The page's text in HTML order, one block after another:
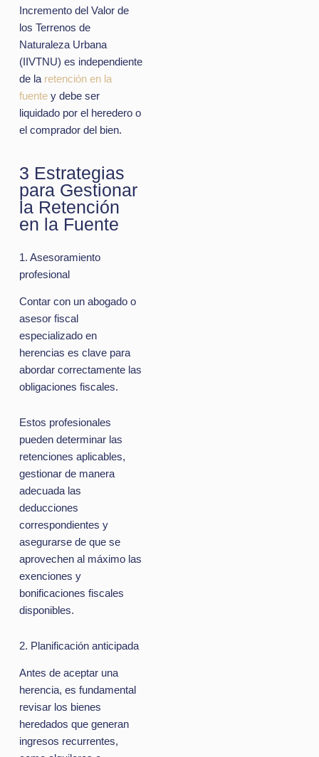
Incremento del Valor de
los Terrenos de
Naturaleza Urbana
(IIVTNU) es independiente
de la retención en la
fuentey debe ser
liquidado por el heredero o
el comprador del bien.
3 Estrategias
para Gestionar
la Retención
en la Fuente
1. Asesoramiento
profesional
Contar con un abogado o
asesor fiscal
especializado en
herencias es clave para
abordar correctamente las
obligaciones fiscales.
Estos profesionales
pueden determinar las
retenciones aplicables,
gestionar de manera
adecuada las
deducciones
correspondientes y
asegurarse de que se
aprovechen al máximo las
exenciones y
bonificaciones fiscales
disponibles.
2. Planificación anticipada
Antes de aceptar una
herencia, es fundamental
revisar los bienes
heredados que generan
ingresos recurrentes,